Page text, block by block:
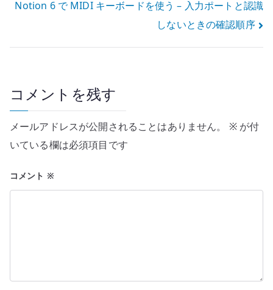
ナ
ビ
ー
シ
ョ
ン
Notion 6 で MIDI キーボードを使う – 入力ポートと認識
しないときの確認順序
コメントを残す
メールアドレスが公開されることはありません。 ※が付
いている欄は必須項目です
コメント ※